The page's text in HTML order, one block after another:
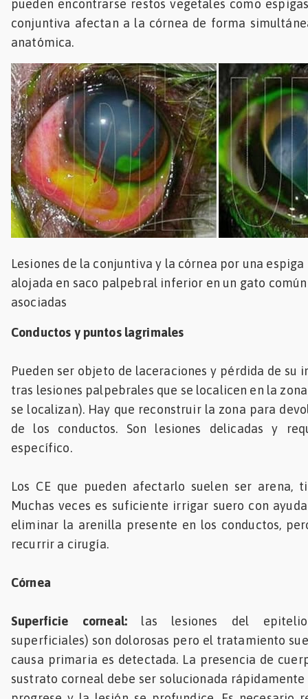
pueden encontrarse restos vegetales como
conjuntiva afectan a la córnea de forma
anatómica.
Lesiones de la conjuntiva y la córnea por una espiga
alojada en saco palpebral inferior en un gato
asociadas
Conductos y puntos lagrimales
Pueden ser objeto de laceraciones y pérdida de su
tras lesiones palpebrales que se localicen en la
se localizan). Hay que reconstruir la zona para
de los conductos. Son lesiones delicadas y
específico.
Los CE que pueden afectarlo suelen ser arena,
Muchas veces es suficiente irrigar suero con
eliminar la arenilla presente en los conductos,
recurrir a cirugía.
Córnea
Superficie corneal: las lesiones del epitelio
superficiales) son dolorosas pero el tratamiento
causa primaria es detectada. La presencia de
sustrato corneal debe ser solucionada